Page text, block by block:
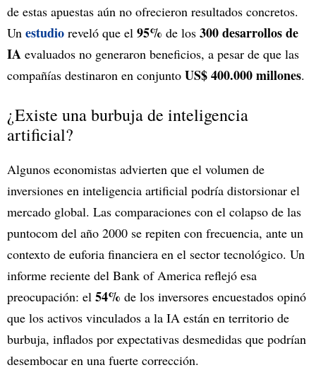
de estas apuestas aún no ofrecieron resultados concretos.
Un estudio reveló que el 95% de los 300 desarrollos de
IA evaluados no generaron beneficios, a pesar de que las
compañías destinaron en conjunto US$ 400.000 millones.
¿Existe una burbuja de inteligencia
artificial?
Algunos economistas advierten que el volumen de
inversiones en inteligencia artificial podría distorsionar el
mercado global. Las comparaciones con el colapso de las
puntocom del año 2000 se repiten con frecuencia, ante un
contexto de euforia financiera en el sector tecnológico. Un
informe reciente del Bank of America reflejó esa
preocupación: el 54% de los inversores encuestados opinó
que los activos vinculados a la IA están en territorio de
burbuja, inflados por expectativas desmedidas que podrían
desembocar en una fuerte corrección.